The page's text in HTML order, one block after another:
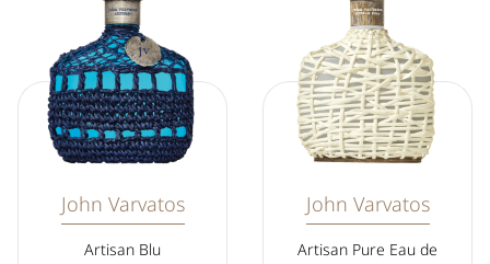
John Varvatos
Artisan Blu
John Varvatos
Artisan Pure Eau de